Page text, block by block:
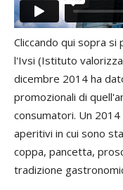
Cliccando qui sopra
l'Ivsi (Istituto
dicembre 2014 ha
promozionali di
consumatori. Un
aperitivi in cui sono
coppa, pancetta,
tradizione